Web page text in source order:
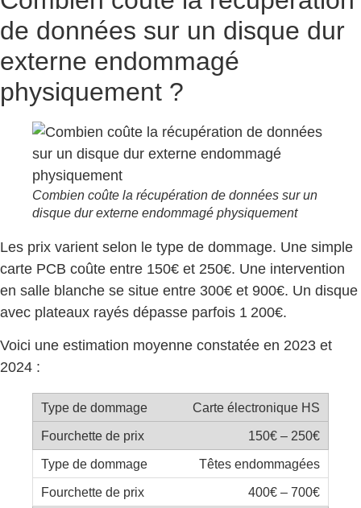
de données sur un disque dur
externe endommagé
physiquement ?
Combien coûte la récupération de données sur un
disque dur externe endommagé physiquement
Les prix varient selon le type de dommage. Une simple
carte PCB coûte entre 150€ et 250€. Une intervention
en salle blanche se situe entre 300€ et 900€. Un disque
avec plateaux rayés dépasse parfois 1 200€.
Voici une estimation moyenne constatée en 2023 et
2024 :
Carte électronique HS
150€ – 250€
Têtes endommagées
400€ – 700€